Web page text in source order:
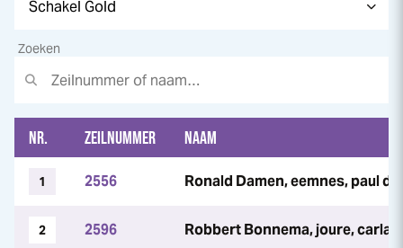
Zoeken
NR. ZEILNUMMER NAAM
1 2556 Ronald Damen, eemnes, paul
2 2596 Robbert Bonnema, joure, carla